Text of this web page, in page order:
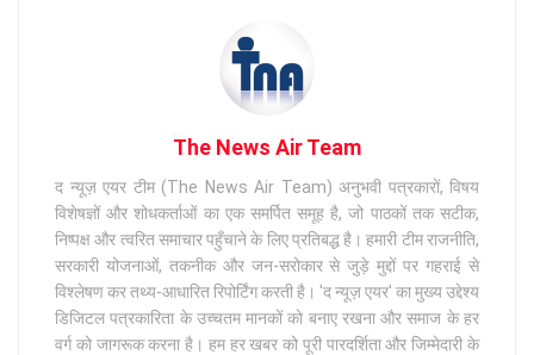
The News Air Team
द न्यूज़ एयर टीम (The News Air Team) अनुभवी पत्रकारों, विषय
विशेषज्ञों और शोधकर्ताओं का एक समर्पित समूह है, जो पाठकों तक सटीक,
निष्पक्ष और त्वरित समाचार पहुँचाने के लिए प्रतिबद्ध है। हमारी टीम राजनीति,
सरकारी योजनाओं, तकनीक और जन-सरोकार से जुड़े मुद्दों पर गहराई से
विश्लेषण कर तथ्य-आधारित रिपोर्टिंग करती है। 'द न्यूज़ एयर' का मुख्य उद्देश्य
डिजिटल पत्रकारिता के उच्चतम मानकों को बनाए रखना और समाज के हर
वर्ग को जागरूक करना है। हम हर खबर को पूरी पारदर्शिता और जिम्मेदारी के